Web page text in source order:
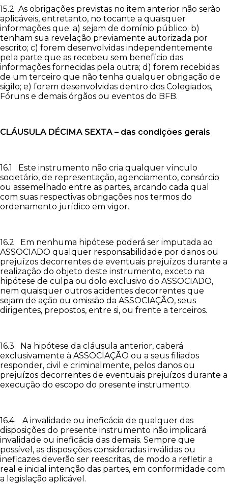
15.2 As obrigações previstas no item anterior não serão
aplicáveis, entretanto, no tocante a quaisquer
informações que: a) sejam de domínio público; b)
tenham sua revelação previamente autorizada por
escrito; c) forem desenvolvidas independentemente
pela parte que as recebeu sem benefício das
informações fornecidas pela outra; d) forem recebidas
de um terceiro que não tenha qualquer obrigação de
sigilo; e) forem desenvolvidas dentro dos Colegiados,
Fóruns e demais órgãos ou eventos do BFB.
CLÁUSULA DÉCIMA SEXTA – das condições gerais
16.1 Este instrumento não cria qualquer vínculo
societário, de representação, agenciamento, consórcio
ou assemelhado entre as partes, arcando cada qual
com suas respectivas obrigações nos termos do
ordenamento jurídico em vigor.
16.2 Em nenhuma hipótese poderá ser imputada ao
ASSOCIADO qualquer responsabilidade por danos ou
prejuízos decorrentes de eventuais prejuízos durante a
realização do objeto deste instrumento, exceto na
hipótese de culpa ou dolo exclusivo do ASSOCIADO,
nem quaisquer outros acidentes decorrentes que
sejam de ação ou omissão da ASSOCIAÇÃO, seus
dirigentes, prepostos, entre si, ou frente a terceiros.
16.3 Na hipótese da cláusula anterior, caberá
exclusivamente à ASSOCIAÇÃO ou a seus filiados
responder, civil e criminalmente, pelos danos ou
prejuízos decorrentes de eventuais prejuízos durante a
execução do escopo do presente instrumento.
16.4 A invalidade ou ineficácia de qualquer das
disposições do presente instrumento não implicará
invalidade ou ineficácia das demais. Sempre que
possível, as disposições consideradas inválidas ou
ineficazes deverão ser reescritas, de modo a refletir a
real e inicial intenção das partes, em conformidade com
a legislação aplicável.